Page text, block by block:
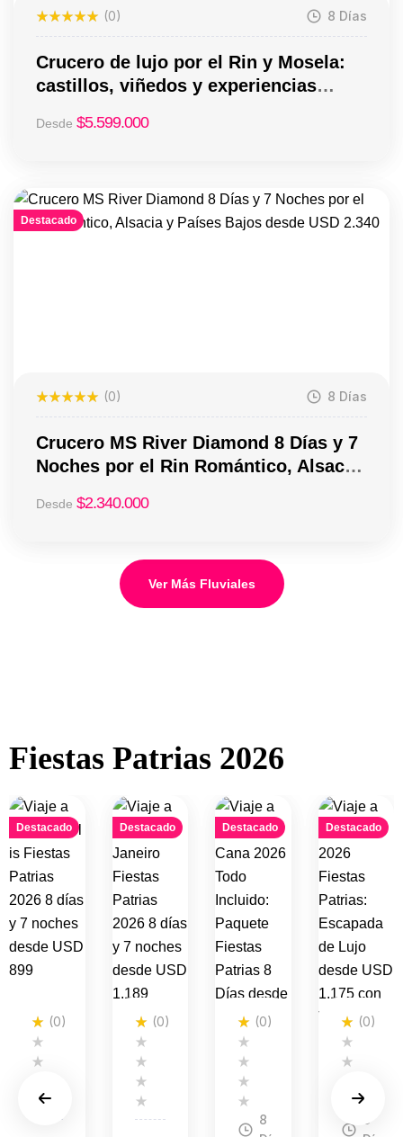
(0) 8 Días
Crucero de lujo por el Rin y Mosela:
castillos, viñedos y experiencias
Desde $5.599.000
Destacado
(0) 8 Días
Crucero MS River Diamond 8 Días y 7
Noches por el Rin Romántico, Alsacia
Desde $2.340.000
Ver Más Fluviales
Fiestas Patrias 2026
Destacado
(0)
Destacado
(0)
Destacado
(0)
8
Destacado
(0)
8